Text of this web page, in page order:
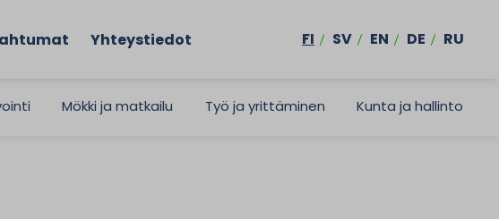
Yhteystiedot FI SV EN DE RU
Mökki ja matkailu Työ ja yrittäminen Kunta ja hallinto